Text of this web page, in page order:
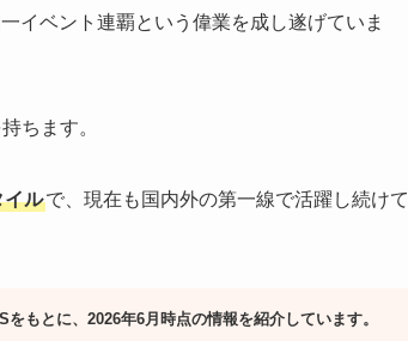
イベント連覇という偉業を成し遂げていま
ちます。
イルで、現在も国内外の第一線で活躍し続けて
もとに、2026年6月時点の情報を紹介しています。